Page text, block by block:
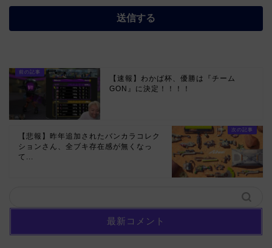
【速報】わかば杯、優勝は『チーム
GON』に決定！！！！
【悲報】昨年追加されたバンカラコレク
ションさん、全ブキ存在感が無くなっ
て...
最新コメント